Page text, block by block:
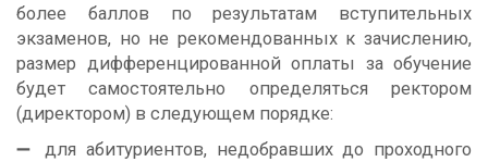
более баллов по результатам вступительных
экзаменов, но не рекомендованных к зачислению,
размер дифференцированной оплаты за обучение
будет самостоятельно определяться ректором
(директором) в следующем порядке:
➖ для абитуриентов, недобравших до проходного